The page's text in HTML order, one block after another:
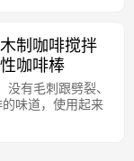
制咖啡搅拌
咖啡棒
有毛刺跟劈裂、
味道，使用起来